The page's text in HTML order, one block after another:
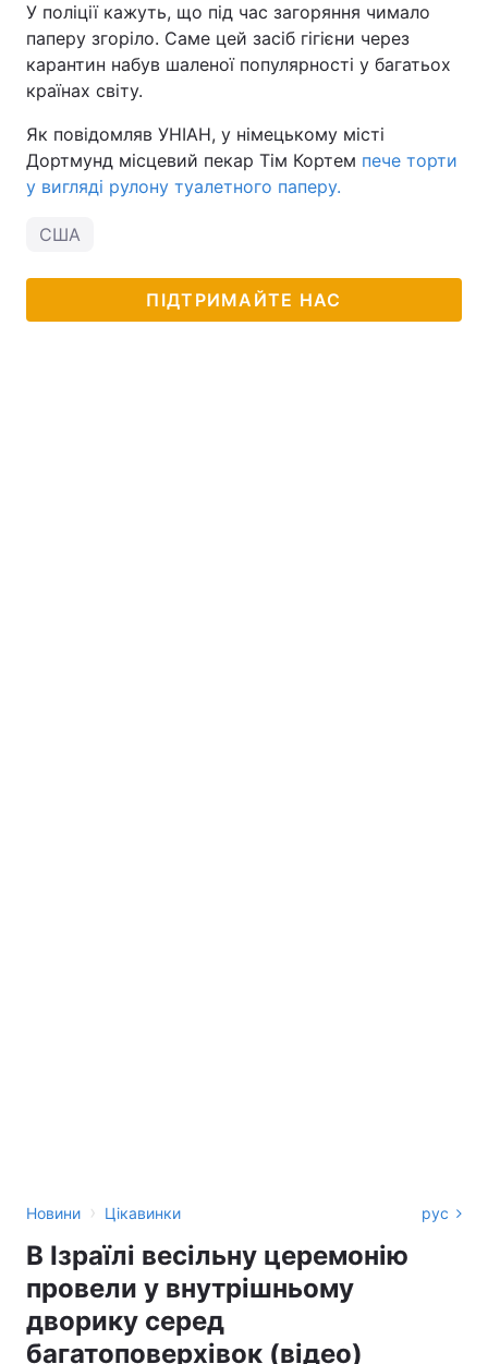
У поліції кажуть, що під час загоряння чимало
паперу згоріло. Саме цей засіб гігієни через
карантин набув шаленої популярності у багатьох
країнах світу.
Як повідомляв УНІАН, у німецькому місті
Дортмунд місцевий пекар Тім Кортем пече торти
у вигляді рулону туалетного паперу.
США
ПІДТРИМАЙТЕ НАС
Новини › Цікавинки рус
В Ізраїлі весільну церемонію
провели у внутрішньому
дворику серед
багатоповерхівок (відео)